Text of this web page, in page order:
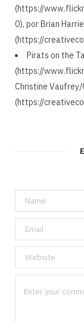
(https://
0), por Brian
(https://
Pirats on the
(https://
Christine Vaufrey/
(https://